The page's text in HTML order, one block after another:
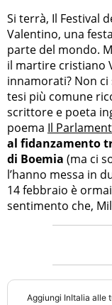
Si terrà, Il Festival
Valentino, una
parte del mondo.
il martire cristiano
innamorati? Non
tesi più comune
scrittore e poeta
poema Il
al fidanzamento
di Boemia (ma ci
l’hanno messa in
14 febbraio è
sentimento che,
Aggiungi InItalia alle